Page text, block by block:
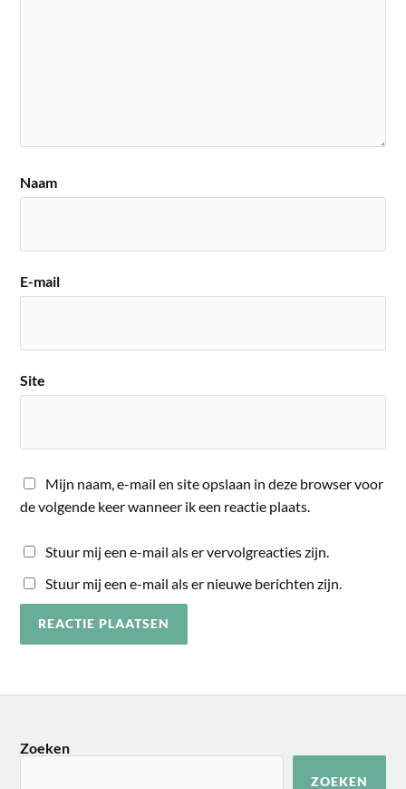
Naam
E-mail
Site
Mijn naam, e-mail en site opslaan in deze browser voor
de volgende keer wanneer ik een reactie plaats.
Stuur mij een e-mail als er vervolgreacties zijn.
Stuur mij een e-mail als er nieuwe berichten zijn.
Zoeken
ZOEKEN